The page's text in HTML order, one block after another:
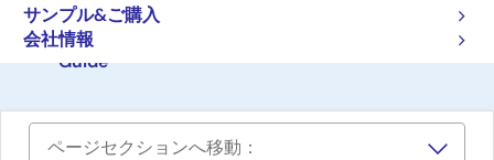
サンプル&ご購入
会社情報RL78/G1M Fast Prototyping Board Quick Start
Guide
ページセクションへ移動：